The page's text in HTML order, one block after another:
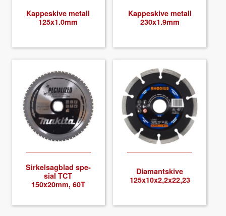
Kappeskive met­all
125x1.0mm
Kappeskive met­all
230x1.9mm
Sirkel­sag­blad spe­
sial TCT
150x20mm, 60T
Dia­mantskive
125x10x2,2x22,23